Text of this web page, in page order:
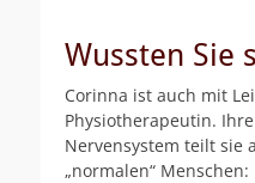
Wussten Sie
Corinna ist auch mit
Physiotherapeutin.
Nervensystem teilt sie
„normalen“ Menschen: